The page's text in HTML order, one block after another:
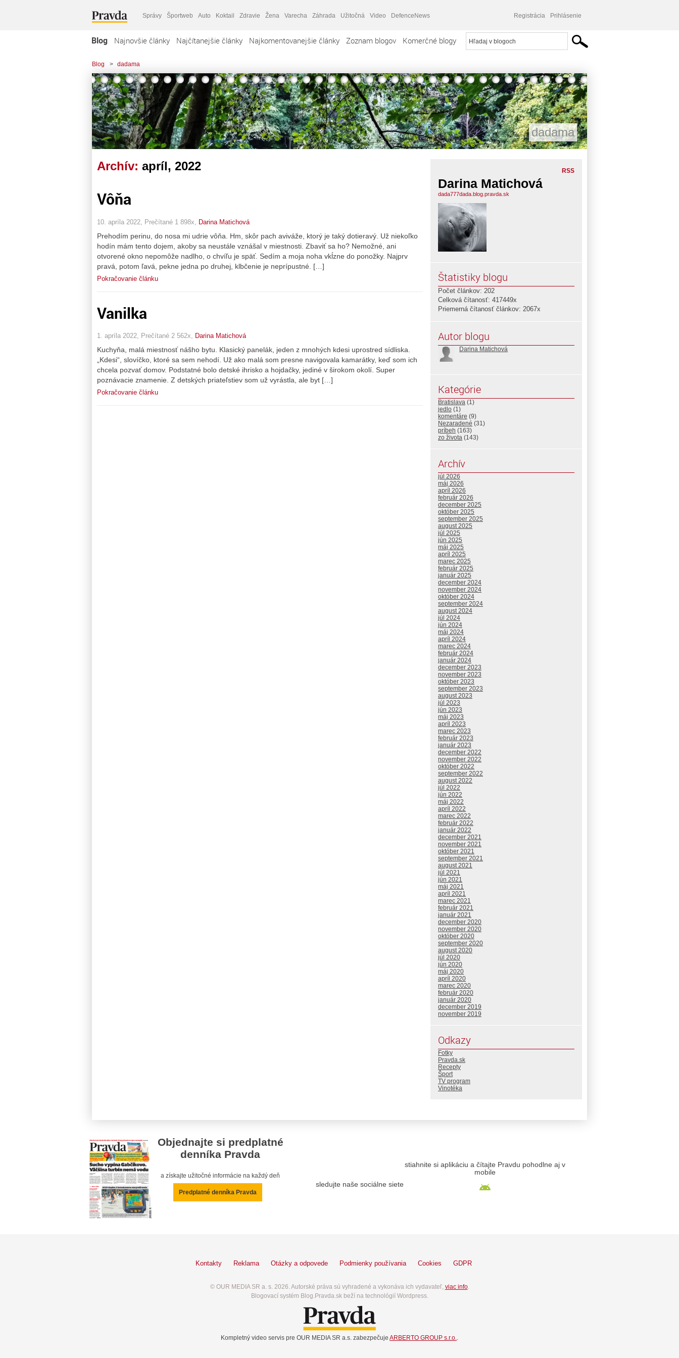
Správy Športweb Auto Koktail Zdravie Žena Varecha Záhrada Užitočná Video DefenceNews Registrácia Prihlásenie
Blog Najnovšie články Najčítanejšie články Najkomentovanejšie články Zoznam blogov Komerčné blogy
Blog > dadama
dadama
Archív: apríl, 2022
Vôňa
10. apríla 2022, Prečítané 1 898x, Darina Matichová
Prehodím perinu, do nosa mi udrie vôňa. Hm, skôr pach aviváže, ktorý je taký dotieravý. Už niekoľko
hodín mám tento dojem, akoby sa neustále vznášal v miestnosti. Zbaviť sa ho? Nemožné, ani
otvorené okno nepomôže nadlho, o chvíľu je späť. Sedím a moja noha vkĺzne do ponožky. Najprv
pravá, potom ľavá, pekne jedna po druhej, klbčenie je neprípustné. […]
Pokračovanie článku
Vanilka
1. apríla 2022, Prečítané 2 562x, Darina Matichová
Kuchyňa, malá miestnosť nášho bytu. Klasický panelák, jeden z mnohých kdesi uprostred sídliska.
„Kdesi“, slovíčko, ktoré sa sem nehodí. Už ako malá som presne navigovala kamarátky, keď som ich
chcela pozvať domov. Podstatné bolo detské ihrisko a hojdačky, jediné v širokom okolí. Super
poznávacie znamenie. Z detských priateľstiev som už vyrástla, ale byt […]
Pokračovanie článku
RSS
Darina Matichová
dada777dada.blog.pravda.sk
Štatistiky blogu
Počet článkov: 202
Celková čítanosť: 417449x
Priemerná čítanosť článkov: 2067x
Autor blogu
Darina Matichová
Kategórie
Bratislava (1)
jedlo (1)
komentáre (9)
Nezaradené (31)
príbeh (163)
zo života (143)
Archív
júl 2026
máj 2026
apríl 2026
február 2026
december 2025
október 2025
september 2025
august 2025
júl 2025
jún 2025
máj 2025
apríl 2025
marec 2025
február 2025
január 2025
december 2024
november 2024
október 2024
september 2024
august 2024
júl 2024
jún 2024
máj 2024
apríl 2024
marec 2024
február 2024
január 2024
december 2023
november 2023
október 2023
september 2023
august 2023
júl 2023
jún 2023
máj 2023
apríl 2023
marec 2023
február 2023
január 2023
december 2022
november 2022
október 2022
september 2022
august 2022
júl 2022
jún 2022
máj 2022
apríl 2022
marec 2022
február 2022
január 2022
december 2021
november 2021
október 2021
september 2021
august 2021
júl 2021
jún 2021
máj 2021
apríl 2021
marec 2021
február 2021
január 2021
december 2020
november 2020
október 2020
september 2020
august 2020
júl 2020
jún 2020
máj 2020
apríl 2020
marec 2020
február 2020
január 2020
december 2019
november 2019
Odkazy
Fotky
Pravda.sk
Recepty
Šport
TV program
Vinotéka
Objednajte si predplatné
denníka Pravda
a získajte užitočné informácie na každý deň
Predplatné denníka Pravda
sledujte naše sociálne siete
stiahnite si aplikáciu a čítajte Pravdu pohodlne aj v
mobile
Kontakty Reklama Otázky a odpovede Podmienky používania Cookies GDPR
© OUR MEDIA SR a. s. 2026. Autorské práva sú vyhradené a vykonáva ich vydavateľ, viac info.
Blogovací systém Blog.Pravda.sk beží na technológií Wordpress.
Kompletný video servis pre OUR MEDIA SR a.s. zabezpečuje ARBERTO GROUP s.r.o..